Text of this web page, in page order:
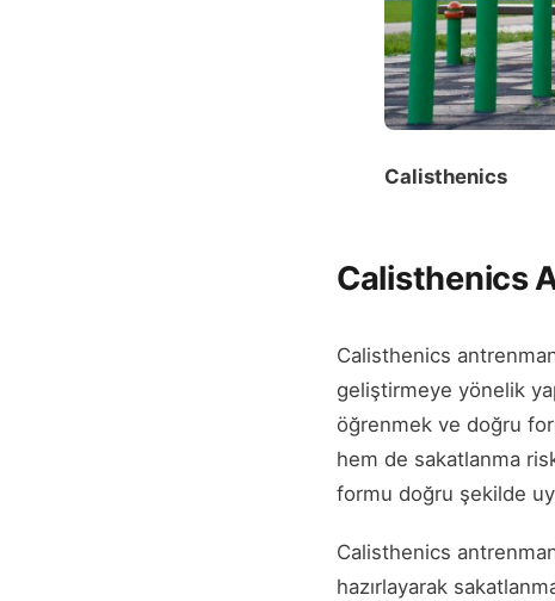
Calisthenics
Calisthenics
Calisthenics
geliştirmeye yönelik
öğrenmek ve doğru
hem de sakatlanma
formu doğru şekilde
Calisthenics
hazırlayarak